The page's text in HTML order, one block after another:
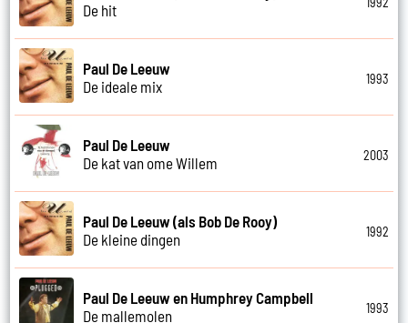
De hit
Paul De Leeuw
De ideale mix
1993
Paul De Leeuw
De kat van ome Willem
2003
Paul De Leeuw (als Bob De Rooy)
De kleine dingen
1992
Paul De Leeuw en Humphrey Campbell
De mallemolen
1993